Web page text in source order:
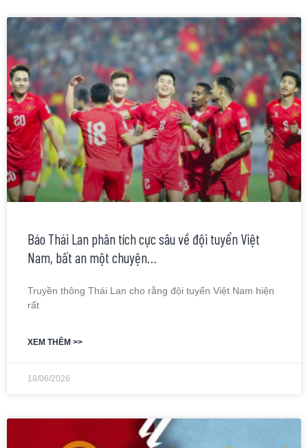
Báo Thái Lan phân tích cực sâu về đội tuyển Việt
Nam, bất an một chuyện…
Truyền thông Thái Lan cho rằng đội tuyển Việt Nam hiện
rất
XEM THÊM >>
18/06/2026